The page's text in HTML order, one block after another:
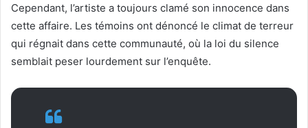
Cependant, l’artiste a toujours clamé son innocence dans
cette affaire. Les témoins ont dénoncé le climat de terreur
qui régnait dans cette communauté, où la loi du silence
semblait peser lourdement sur l’enquête.